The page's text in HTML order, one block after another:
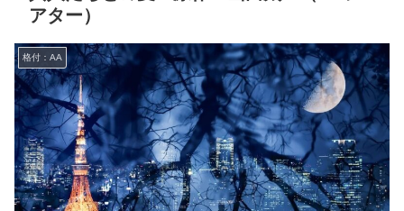
アター）
格付：AA